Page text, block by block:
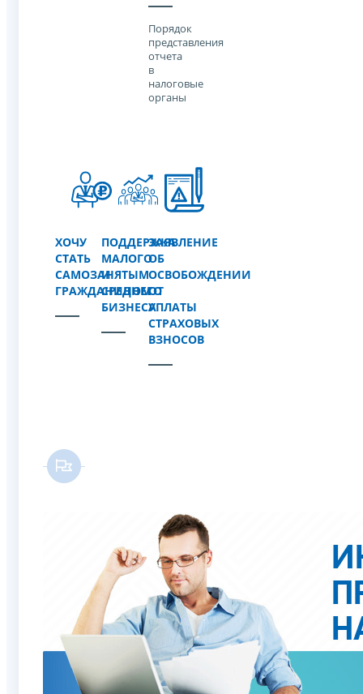
Порядок
представления
отчета
в
налоговые
органы
ХОЧУ
СТАТЬ
САМОЗАНЯТЫМ
ГРАЖДАНИНОМ
ПОДДЕРЖКА
МАЛОГО
И
СРЕДНЕГО
БИЗНЕСА
ЗАЯВЛЕНИЕ
ОБ
ОСВОБОЖДЕНИИ
ОТ
УПЛАТЫ
СТРАХОВЫХ
ВЗНОСОВ